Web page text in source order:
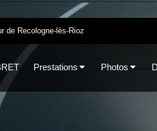
de Recologne-lès-Rioz
Prestations Photos